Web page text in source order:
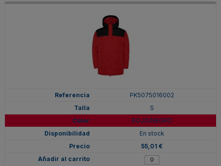
PK5075016002
S
ROJO/NEGRO
En stock
55,01 €